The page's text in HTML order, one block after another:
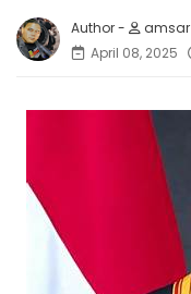
amsar
April 08, 2025